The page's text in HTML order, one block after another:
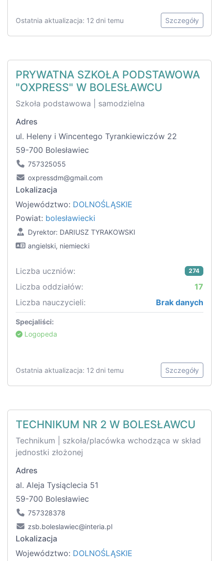
Ostatnia aktualizacja: 12 dni temu Szczegóły
PRYWATNA SZKOŁA PODSTAWOWA
"OXPRESS" W BOLESŁAWCU
Szkoła podstawowa | samodzielna
Adres
ul. Heleny i Wincentego Tyrankiewiczów 22
59-700 Bolesławiec
757325055
oxpressdm@gmail.com
Lokalizacja
Województwo: DOLNOŚLĄSKIE
Powiat: bolesławiecki
Dyrektor: DARIUSZ TYRAKOWSKI
angielski, niemiecki
Liczba uczniów: 274
Liczba oddziałów:
17
Liczba nauczycieli:
Brak danych
Specjaliści:
Logopeda
Ostatnia aktualizacja: 12 dni temu Szczegóły
TECHNIKUM NR 2 W BOLESŁAWCU
Technikum | szkoła/placówka wchodząca w skład
jednostki złożonej
Adres
al. Aleja Tysiąclecia 51
59-700 Bolesławiec
757328378
zsb.boleslawiec@interia.pl
Lokalizacja
Województwo: DOLNOŚLĄSKIE